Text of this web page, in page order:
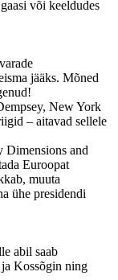
või keeldudes
jääks. Mõned
New York
– aitavad sellele
Dimensions and
Euroopat
muuta
ühe presidendi
abil saab
Kossõgin ning